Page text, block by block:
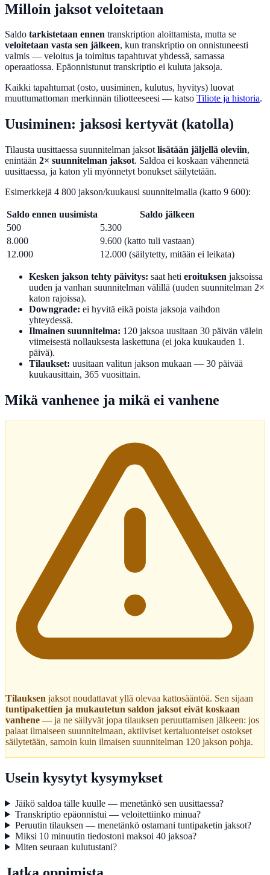
Milloin jaksot veloitetaan
Saldo tarkistetaan ennen transkription aloittamista, mutta se
veloitetaan vasta sen jälkeen, kun transkriptio on onnistuneesti
valmis — veloitus ja toimitus tapahtuvat yhdessä, samassa
operaatiossa. Epäonnistunut transkriptio ei kuluta jaksoja.
Kaikki tapahtumat (osto, uusiminen, kulutus, hyvitys) luovat
muuttumattoman merkinnän tiliotteeseesi — katso Tiliote ja historia.
Uusiminen: jaksosi kertyvät (katolla)
Tilausta uusittaessa suunnitelman jaksot lisätään jäljellä oleviin,
enintään 2× suunnitelman jaksot. Saldoa ei koskaan vähennetä
uusittaessa, ja katon yli myönnetyt bonukset säilytetään.
Esimerkkejä 4 800 jakson/kuukausi suunnitelmalla (katto 9 600):
Saldo ennen uusimista
Saldo jälkeen
500
5.300
8.000
9.600 (katto tuli vastaan)
12.000
12.000 (säilytetty, mitään ei leikata)
Kesken jakson tehty päivitys: saat heti eroituksen jaksoissa
uuden ja vanhan suunnitelman välillä (uuden suunnitelman 2×
katon rajoissa).
Downgrade: ei hyvitä eikä poista jaksoja vaihdon
yhteydessä.
Ilmainen suunnitelma: 120 jaksoa uusitaan 30 päivän välein
viimeisestä nollauksesta laskettuna (ei joka kuukauden 1.
päivä).
Tilaukset: uusitaan valitun jakson mukaan — 30 päivää
kuukausittain, 365 vuosittain.
Mikä vanhenee ja mikä ei vanhene
Tilauksen jaksot noudattavat yllä olevaa kattosääntöä. Sen sijaan
tuntipakettien ja mukautetun saldon jaksot eivät koskaan
vanhene — ja ne säilyvät jopa tilauksen peruuttamisen jälkeen: jos
palaat ilmaiseen suunnitelmaan, aktiiviset kertaluonteiset ostokset
säilytetään, samoin kuin ilmaisen suunnitelman 120 jakson pohja.
Usein kysytyt kysymykset
Jäikö saldoa tälle kuulle — menetänkö sen uusittaessa?
Transkriptio epäonnistui — veloitettiinko minua?
Peruutin tilauksen — menetänkö ostamani tuntipaketin jaksot?
Miksi 10 minuutin tiedostoni maksoi 40 jaksoa?
Miten seuraan kulutustani?